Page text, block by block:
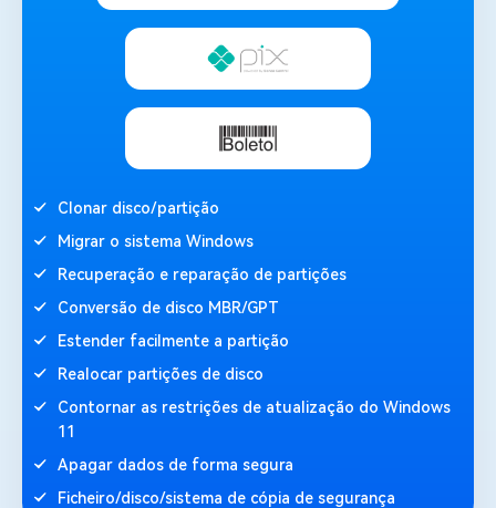
Clonar disco/partição
Migrar o sistema Windows
Recuperação e reparação de partições
Conversão de disco MBR/GPT
Estender facilmente a partição
Realocar partições de disco
Contornar as restrições de atualização do Windows
11
Apagar dados de forma segura
Ficheiro/disco/sistema de cópia de segurança